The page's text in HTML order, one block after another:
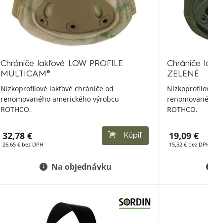
Chrániče lakťové LOW PROFILE
MULTICAM®
Nízkoprofilové lakťové chrániče od
renomovaného amerického výrobcu
ROTHCO.
32,78 €
26,65 € bez DPH
Kúpiť
Na objednávku
Chrániče
ZELENÉ
ROTHCO.
19,09 €
15,52 € bez